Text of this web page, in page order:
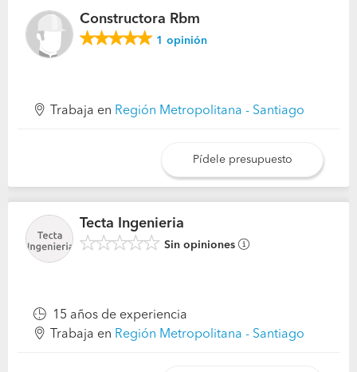
Constructora Rbm
1 opinión
Trabaja en Región Metropolitana - Santiago
Pídele presupuesto
Tecta Ingenieria
Sin opiniones
15 años de experiencia
Trabaja en Región Metropolitana - Santiago